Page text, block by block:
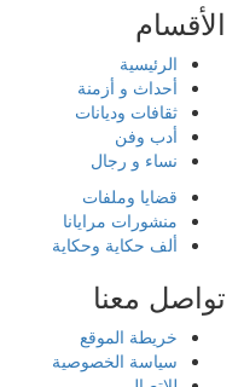
الأقسام
الرئيسية
أحداث و أزمنة
ثقافات وديانات
أدب وفن
نساء و رجال
قضايا وملفات
منشورات مرايانا
ألف حكاية وحكاية
تواصل معنا
خريطة الموقع
سياسة الخصوصية